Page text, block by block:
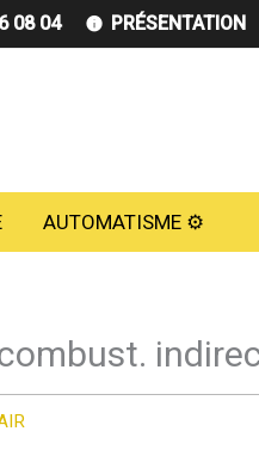
08 04 PRÉSENTATION
AUTOMATISME ⚙️